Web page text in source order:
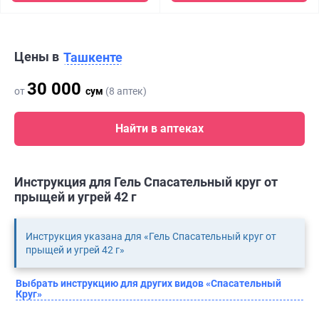
Цены в Ташкенте
от30 000 сум (8 аптек)
Найти в аптеках
Инструкция для Гель Спасательный круг от
прыщей и угрей 42 г
Инструкция указана для «Гель Спасательный круг от
прыщей и угрей 42 г»
Выбрать инструкцию для других видов «Спасательный
Круг»